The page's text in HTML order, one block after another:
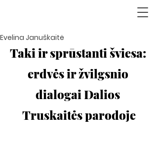
Evelina Januškaitė
Taki ir sprūstanti šviesa:
erdvės ir žvilgsnio
dialogai Dalios
Truskaitės parodoje